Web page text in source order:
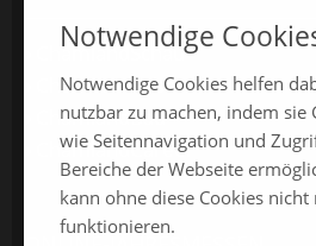
ChamlandSchau
ChamLandleben
ChamlandBau
ChamlandCareer
Notwendige
Notwendige Cookies helfen
nutzbar zu machen, indem
wie Seitennavigation und
Bereiche der Webseite
kann ohne diese Cookies nicht
funktionieren.